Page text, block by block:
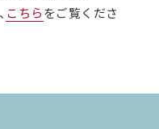
こちらをご覧くださ